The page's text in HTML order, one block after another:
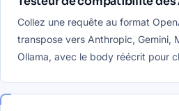
Collez une requête au format
transpose vers Anthropic, Gemini,
Ollama, avec le body réécrit pour